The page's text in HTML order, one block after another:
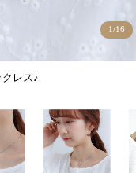
レス♪
1/16